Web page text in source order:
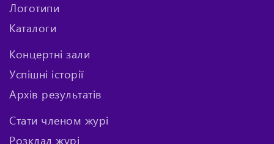
Логотипи
Каталоги
Концертні зали
Успішні історії
Архів результатів
Стати членом журі
Розклад журі